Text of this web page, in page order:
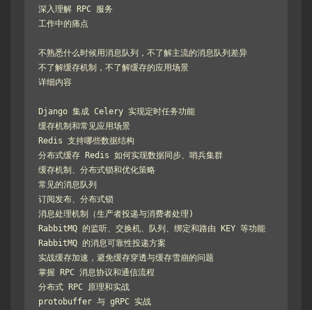
深入理解 RPC 服务
工作中的痛点
不熟悉什么时候用消息队列，不了解主流的消息队列差异
不了解缓存机制，不了解缓存的应用场景
详细内容
Django 集成 Celery 实现定时任务功能
缓存机制和常见应用场景
Redis 支持哪些数据结构
分布式缓存 Redis 如何实现数据同步、哨兵集群
缓存机制、分布式锁和优化策略
常见的消息队列
订阅发布、分布式锁
消息处理机制（生产者投递与消费者处理)
RabbitMQ 的监听、交换机、队列、绑定和路由 KEY 等功能
RabbitMQ 的消息可靠性投递方案
实战缓存加速，避免缓存穿透与缓存雪崩的问题
掌握 RPC 消息协议和通信流程
分布式 RPC 原理和实战
protobuffer 与 gRPC 实战